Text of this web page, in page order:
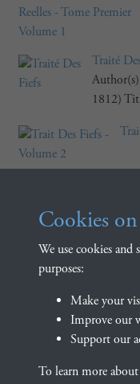
Traité
1812)
Results per page
Cookies
We use cookies
purposes:
Make your
Improve our
Support our
To learn more